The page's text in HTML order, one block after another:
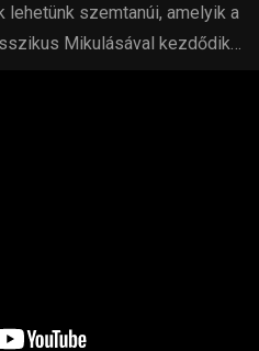
szemtanúi, amelyik a
Mikulásával kezdődik…